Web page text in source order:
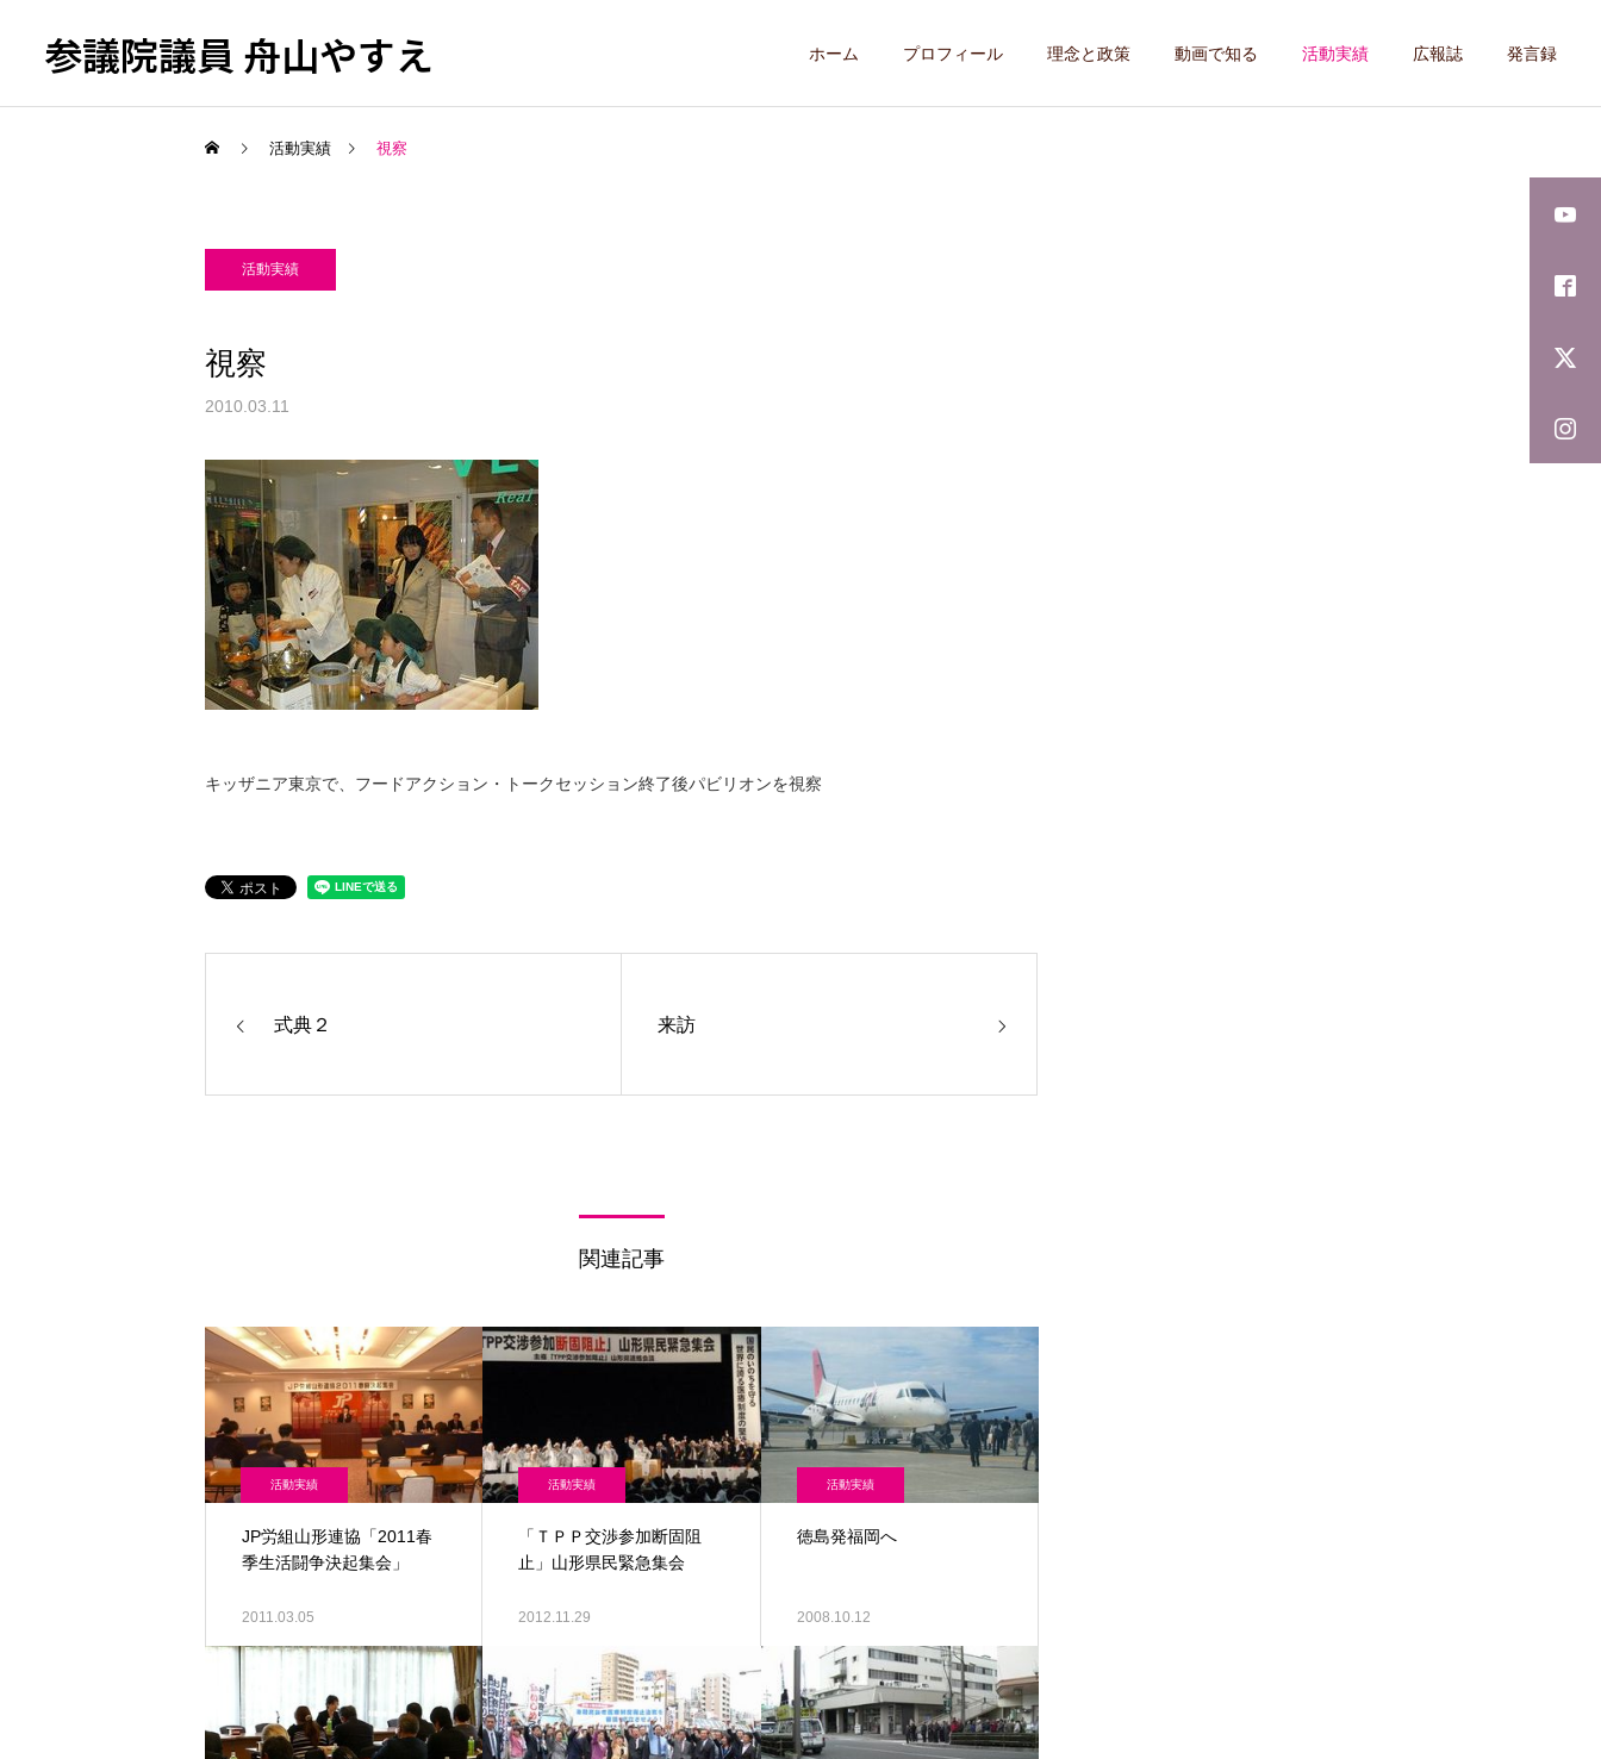
参議院議員 舟山やすえ ホーム プロフィール 理念と政策 動画で知る 活動実績 広報誌 発言録
活動実績 視察
活動実績
視察
2010.03.11
キッザニア東京で、フードアクション・トークセッション終了後パビリオンを視察
式典２ 来訪
関連記事
活動実績
JP労組山形連協「2011春
季生活闘争決起集会」
2011.03.05
活動実績
「ＴＰＰ交渉参加断固阻
止」山形県民緊急集会
2012.11.29
活動実績
徳島発福岡へ
2008.10.12